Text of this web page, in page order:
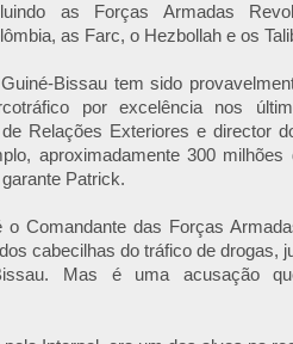
as Forças Armadas
as Farc, o Hezbollah e os
Bissau tem sido
por excelência nos
Relações Exteriores e director
aproximadamente 300 milhões
Patrick.
Comandante das Forças
cabecilhas do tráfico de drogas,
Mas é uma acusação